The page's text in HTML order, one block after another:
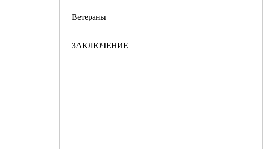
Ветераны
ЗАКЛЮЧЕНИЕ